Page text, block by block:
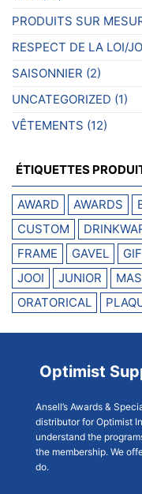
PRODUITS SUR
RESPECT DE LA LOI/
SAISONNIER (2)
UNCATEGORIZED (1)
VÊTEMENTS (12)
ÉTIQUETTES
AWARD AWARDS
CUSTOM
FRAME
GAVEL
JOOI
JUNIOR
ORATORICAL
Optimist
Ansell’s Awards &
distributor for Optimist
understand the
the membership. We
do.